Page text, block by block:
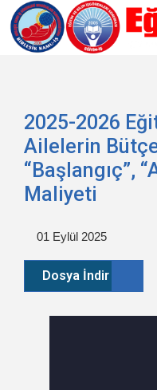
2025-2026
Ailelerin
“Başlangıç”,
Maliyeti
01 Eylül 2025
Dosya İndir